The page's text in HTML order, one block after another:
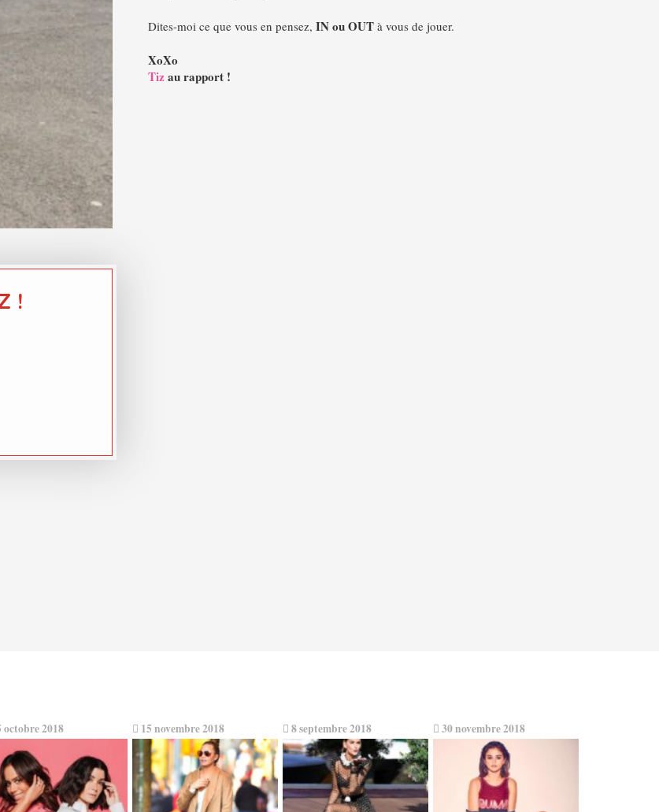
!
Dites-moi ce que vous en pensez, IN ou OUTà vous de jouer.
XoXo
Tizau rapport !
octobre 2018 15 novembre 2018 8 septembre 2018 30 novembre 2018